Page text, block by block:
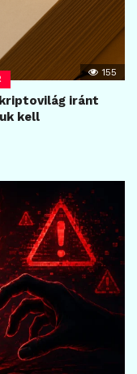
155
kriptovilág iránt
kell